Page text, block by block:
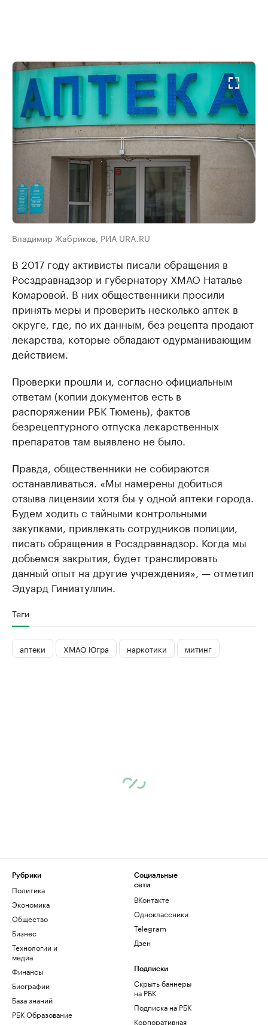
Владимир Жабриков, РИА URA.RU
В 2017 году активисты писали обращения в
Росздравнадзор и губернатору ХМАО Наталье
Комаровой. В них общественники просили
принять меры и проверить несколько аптек в
округе, где, по их данным, без рецепта продают
лекарства, которые обладают одурманивающим
действием.
Проверки прошли и, согласно официальным
ответам (копии документов есть в
распоряжении РБК Тюмень), фактов
безрецептурного отпуска лекарственных
препаратов там выявлено не было.
Правда, общественники не собираются
останавливаться. «Мы намерены добиться
отзыва лицензии хотя бы у одной аптеки города.
Будем ходить с тайными контрольными
закупками, привлекать сотрудников полиции,
писать обращения в Росздравнадзор. Когда мы
добьемся закрытия, будет транслировать
данный опыт на другие учреждения», — отметил
Эдуард Гиниатуллин.
Теги
аптеки ХМАО Югра наркотики митинг
Рубрики
Политика
Экономика
Общество
Бизнес
Технологии и
медиа
Финансы
Биографии
База знаний
РБК Образование
Социальные
сети
ВКонтакте
Одноклассники
Telegram
Дзен
Подписки
Скрыть баннеры
на РБК
Подписка на РБК
Корпоративная